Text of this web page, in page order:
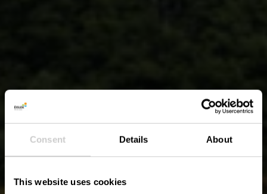
Consent Details About
This website uses cookies